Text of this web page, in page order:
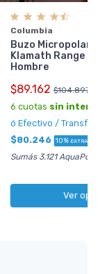
Columbia
Buzo Micropolar
Klamath Range 2
Hombre
$89.162 $104.897
6 cuotas sin
ó Efectivo /
$80.246 10% EXTRA
Sumás 3.121
Ver